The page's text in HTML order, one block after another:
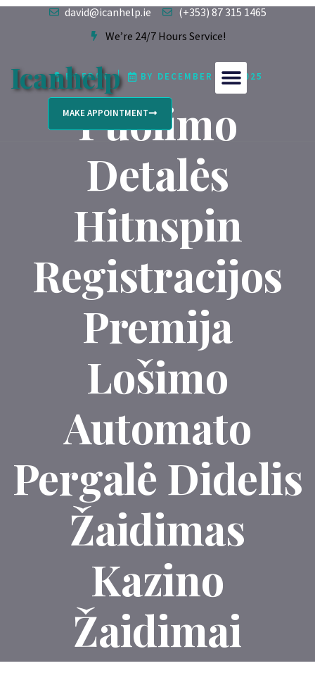
We’re 24/7 Hours Service!
david@icanhelp.ie (+353) 87 315 1465
Icanhelp
MAKE APPOINTMENT
BYFRAN BY DECEMBER 29, 2025
Puolimo
Detalės
Hitnspin
Registracijos
Premija
Lošimo
Automato
Pergalė Didelis
Žaidimas
Kazino
Žaidimai